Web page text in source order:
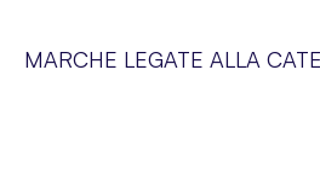
MARCHE LEGATE ALLA